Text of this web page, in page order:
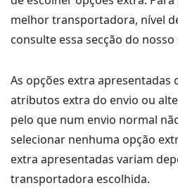
melhor transportadora, nível
consulte essa secção do
As opções extra apresentadas
atributos extra do envio ou
pelo que num envio normal
selecionar nenhuma opção
extra apresentadas variam
transportadora escolhida.